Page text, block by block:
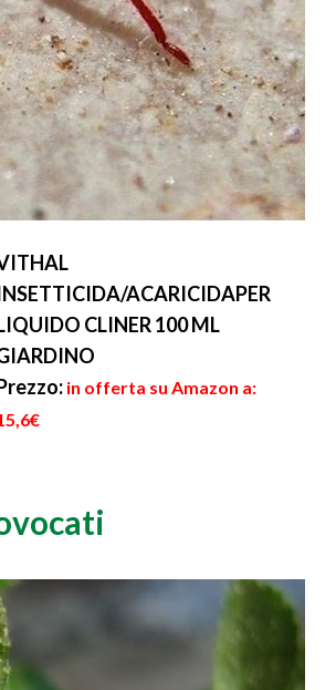
ACARICIDAPER
CLINER 100 ML
in offerta su Amazon a: